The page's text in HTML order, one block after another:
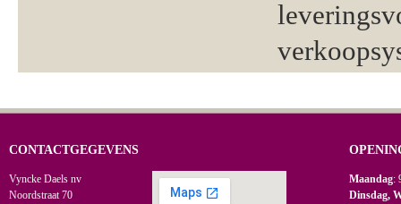
CONTACTGEGEVENS
Vyncke Daels nv
Noordstraat 70
Maandag:
Dinsdag,